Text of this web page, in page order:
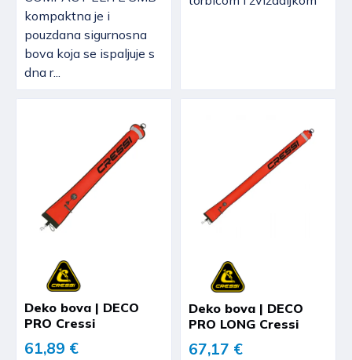
kompaktna je i
pouzdana sigurnosna
bova koja se ispaljuje s
dna r...
Deko bova | DECO
PRO Cressi
61,89 €
Deko bova | DECO
PRO LONG Cressi
67,17 €